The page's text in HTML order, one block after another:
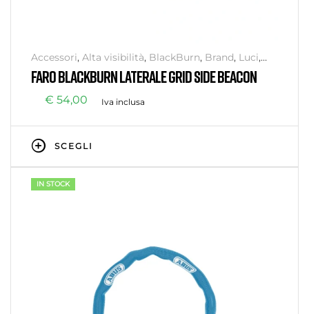
Accessori, Alta visibilità, BlackBurn, Brand, Luci,
Senza categoria,Sicurezza
FARO BLACKBURN LATERALE GRID SIDE BEACON
€ 54,00 Iva inclusa
SCEGLI
IN STOCK